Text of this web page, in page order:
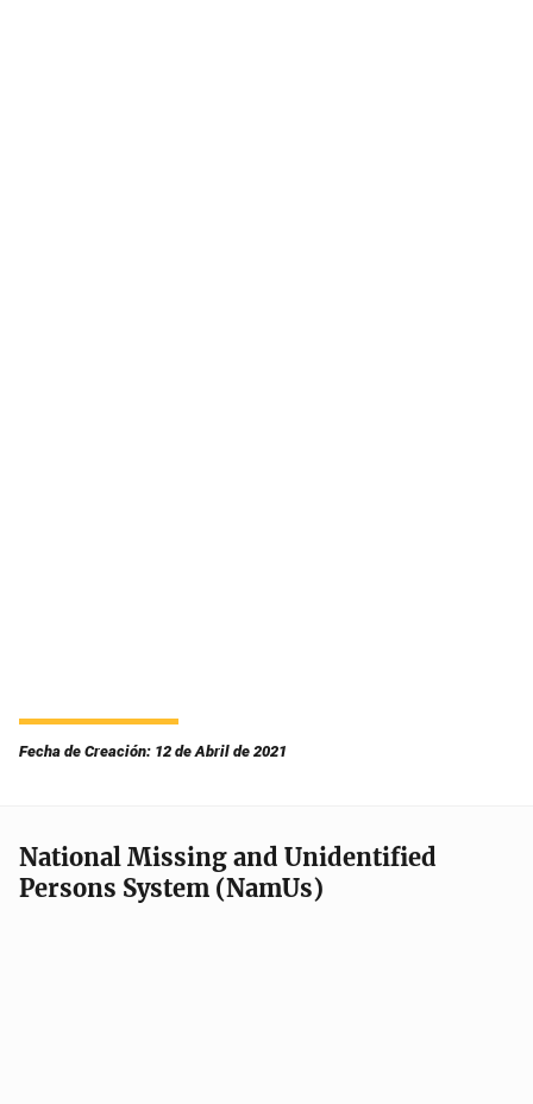
Fecha de Creación: 12 de Abril de 2021
National Missing and Unidentified
Persons System (NamUs)